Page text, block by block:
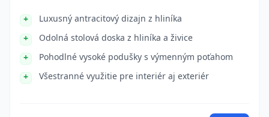
Luxusný antracitový dizajn z hliníka
Odolná stolová doska z hliníka a živice
Pohodlné vysoké podušky s výmenným poťahom
Všestranné využitie pre interiér aj exteriér